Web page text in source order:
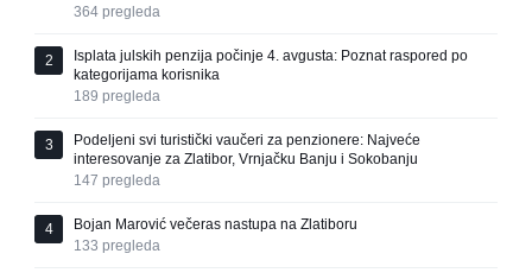
364 pregleda
2
Isplata julskih penzija počinje 4. avgusta: Poznat raspored po
kategorijama korisnika
189 pregleda
3
Podeljeni svi turistički vaučeri za penzionere: Najveće
interesovanje za Zlatibor, Vrnjačku Banju i Sokobanju
147 pregleda
4
Bojan Marović večeras nastupa na Zlatiboru
133 pregleda